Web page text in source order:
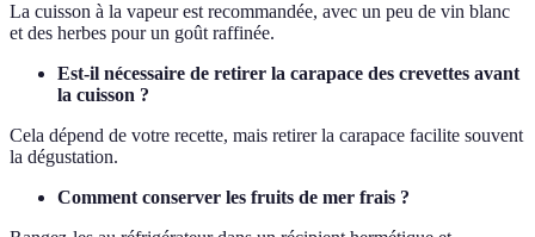
La cuisson à la vapeur est recommandée, avec un peu de vin blanc
et des herbes pour un goût raffinée.
Est-il nécessaire de retirer la carapace des crevettes avant
la cuisson ?
Cela dépend de votre recette, mais retirer la carapace facilite souvent
la dégustation.
Comment conserver les fruits de mer frais ?